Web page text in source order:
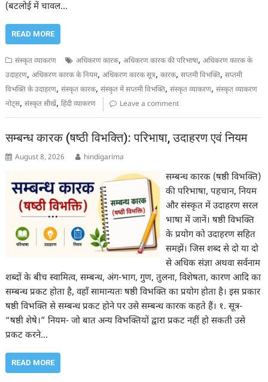
(बटलोई में चावल…
READ MORE
संस्कृत व्याकरण अधिकरण कारक,अधिकरण कारक की परिभाषा,अधिकरण कारक के
उदाहरण,अधिकरण कारक के नियम,अधिकरण कारक सूत्र,कारक,सप्तमी विभक्ति,सप्तमी
विभक्ति के उदाहरण,संस्कृत कारक,संस्कृत में सप्तमी विभक्ति,संस्कृत व्याकरण,संस्कृत व्याकरण
नोट्स,संस्कृत सीखें,हिंदी व्याकरण Leave a comment
सम्बन्ध कारक (षष्ठी विभक्ति): परिभाषा, उदाहरण एवं नियम
August 8, 2026 hindigarima
सम्बन्ध कारक (षष्ठी विभक्ति)
की परिभाषा, पहचान, नियम
और संस्कृत में उदाहरण सरल
भाषा में जानें। षष्ठी विभक्ति
के प्रयोग को उदाहरण सहित
समझें। जिस शब्द से दो या दो
से अधिक संज्ञा अथवा सर्वनाम
शब्दों के बीच स्वामित्व, सम्बन्ध, अंग-भाग, गुण, तुलना, विशेषता, कारण आदि का
सम्बन्ध प्रकट होता है, वहाँ सामान्यतः षष्ठी विभक्ति का प्रयोग होता है। इस प्रकार
षष्ठी विभक्ति से सम्बन्ध प्रकट होने पर उसे सम्बन्ध कारक कहते हैं। १. सूत्र-
“षष्ठी शेषे।” नियम- जो बात अन्य विभक्तियों द्वारा प्रकट नहीं हो सकती उसे
प्रकट करने…
READ MORE